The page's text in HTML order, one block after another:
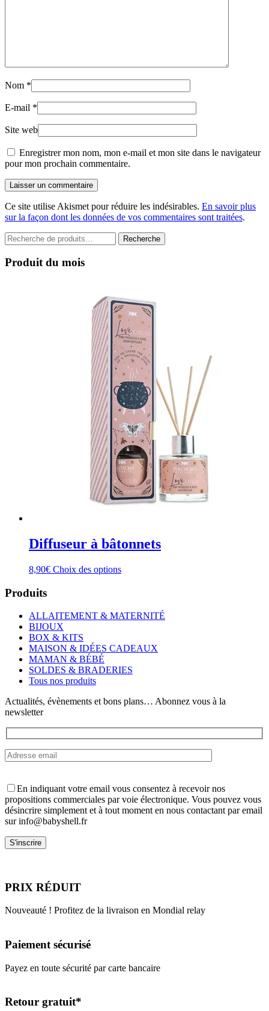
Nom *
E-mail *
Site web
Enregistrer mon nom, mon e-mail et mon site dans le navigateur
pour mon prochain commentaire.
Laisser un commentaire
Ce site utilise Akismet pour réduire les indésirables. En savoir plus
sur la façon dont les données de vos commentaires sont traitées.
Recherche
pour :
Recherche
Produit du mois
Diffuseur à bâtonnets
8,90€ Choix des optionsCe
variations.
Les
peuvent
être
choisies
sur
page
du
Produits
ALLAITEMENT & MATERNITÉ
BIJOUX
BOX & KITS
MAISON & IDÉES CADEAUX
MAMAN & BÉBÉ
SOLDES & BRADERIES
Tous nos produits
Actualités, évènements et bons plans… Abonnez vous à la
newsletter
En indiquant votre email vous consentez à recevoir nos
propositions commerciales par voie électronique. Vous pouvez vous
désincrire simplement et à tout moment en nous contactant par email
sur info@babyshell.fr
PRIX RÉDUIT
Nouveauté ! Profitez de la livraison en Mondial relay
Paiement sécurisé
Payez en toute sécurité par carte bancaire
Retour gratuit*